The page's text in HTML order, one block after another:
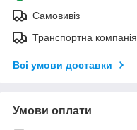
Самовивіз
Транспортна компанія
Всі умови доставки
Умови оплати